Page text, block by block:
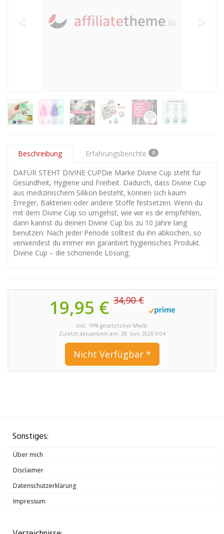
Beschreibung Erfahrungsberichte 0
DAFÜR STEHT DIVINE CUPDie Marke Divine Cup steht für
Gesundheit, Hygiene und Freiheit. Dadurch, dass Divine Cup
aus medizinischem Silikon besteht, können sich kaum
Erreger, Bakterien oder andere Stoffe festsetzen. Wenn du
mit dem Divine Cup so umgehst, wie wir es dir empfehlen,
dann kannst du deinen Divine Cup bis zu 10 Jahre lang
benutzen. Nach jeder Periode solltest du ihn abkochen, so
verwendest du immer ein garantiert hygienisches Produkt.
Divine Cup – die schonende Lösung.
19,95 €34,90 €
inkl. 19% gesetzlicher MwSt.
Zuletzt aktualisiert am: 28. Juni 2026 9:04
Nicht Verfügbar *
Sonstiges:
Über mich
Disclaimer
Datenschutzerklärung
Impressum